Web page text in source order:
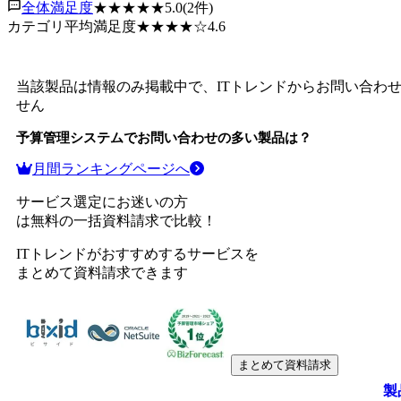
全体満足度★★★★★5.0(2件)
カテゴリ平均満足度★★★★☆4.6
当該製品は情報のみ掲載中で、ITトレンドからお問い合わ
せん
予算管理システムでお問い合わせの多い製品は？
月間ランキングページへ
サービス選定にお迷いの方
は無料の一括資料請求で比較！
ITトレンドがおすすめするサービスを
まとめて資料請求できます
まとめて資料請求
製